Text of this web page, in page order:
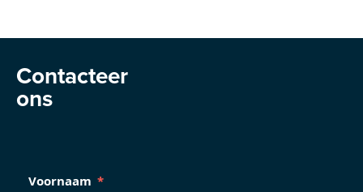
Contacteer
ons
Voornaam